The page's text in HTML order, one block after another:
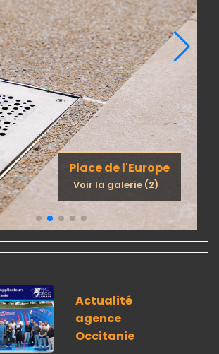
Place de l'Europe
Voir la galerie (2)
Actualité
agence
Occitanie